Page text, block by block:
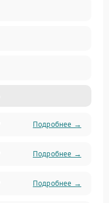
Подробнее →
Подробнее →
Подробнее →